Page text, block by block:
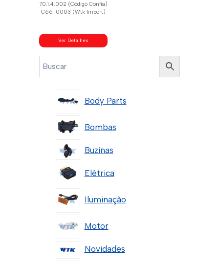
70.1.4.002 (Código Confia)
C66-0003 (Wtk Import)
Ver Detalhes
Body Parts
Bombas
Buzinas
Elétrica
Iluminação
Motor
Novidades